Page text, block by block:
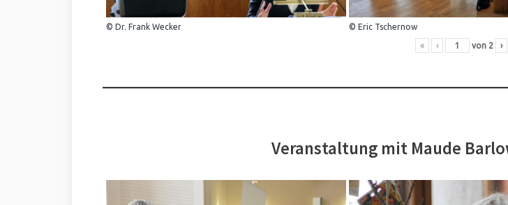
© Dr. Frank Wecker © Eric Tschernow
« ‹ von 2 ›
Veranstaltung mit Maude